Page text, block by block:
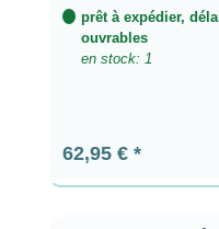
prêt à expédier,
ouvrables
en stock: 1
Prix régulier :
62,95 €